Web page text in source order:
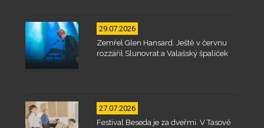
29.07.2026
Zemřel Glen Hansard. Ještě v červnu
rozzářil Slunovrat a Valašský špalíček
27.07.2026
Festival Beseda je za dveřmi. V Tasově